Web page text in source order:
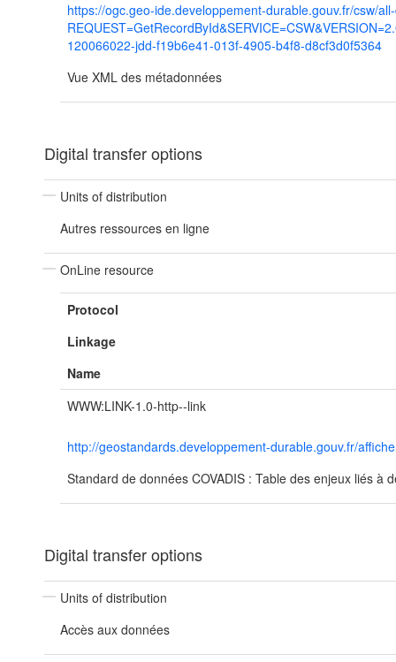
https://ogc.geo-ide.developpement-durable.gouv.fr/csw/
120066022-jdd-f19b6e41-013f-4905-b4f8-d8cf3d0f5364
Vue XML des métadonnées
Digital transfer options
Units of distribution
Autres ressources en ligne
OnLine resource
Protocol
Linkage
Name
WWW:LINK-1.0-http--link
http://geostandards.developpement-durable.gouv.fr/
Standard de données COVADIS : Table des enjeux liés à
Digital transfer options
Units of distribution
Accès aux données